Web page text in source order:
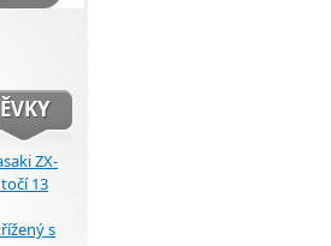
ZX-
13
s